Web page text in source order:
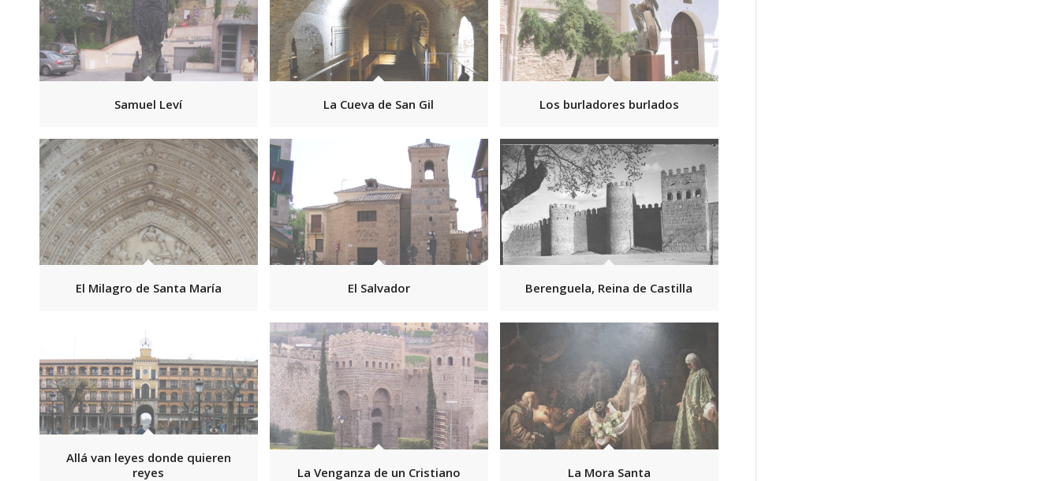
Samuel Leví La Cueva de San Gil Los burladores burlados
El Milagro de Santa María El Salvador Berenguela, Reina de Castilla
Allá van leyes donde quieren
reyes
La Venganza de un Cristiano La Mora Santa